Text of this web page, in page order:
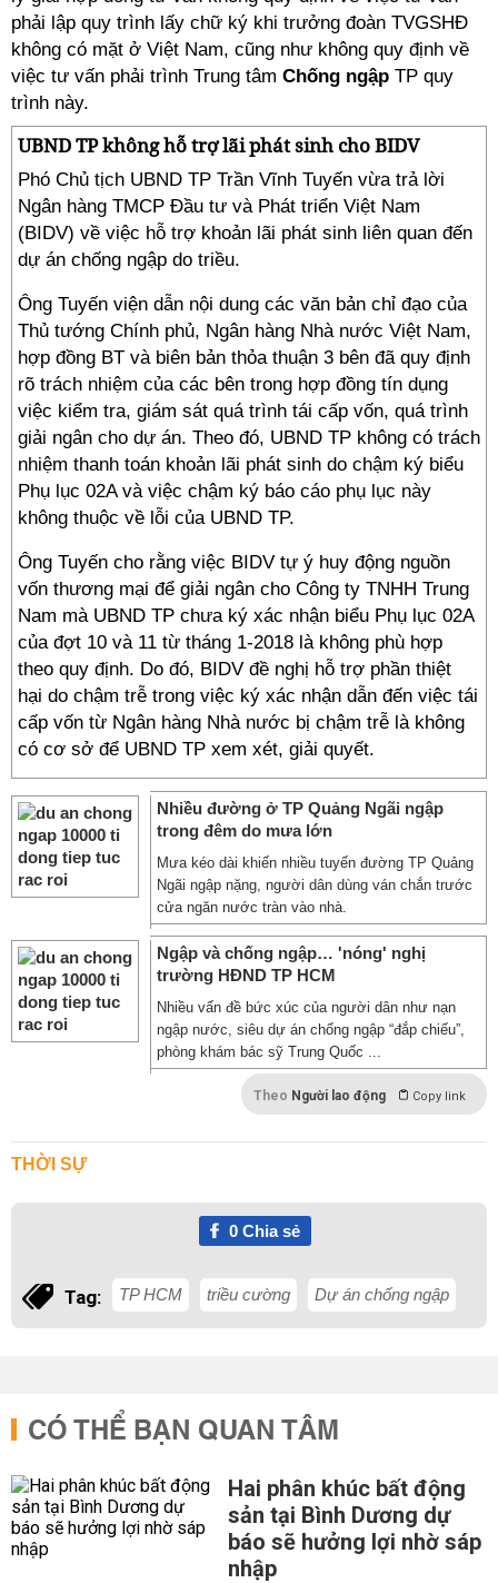
phải lập quy trình lấy chữ ký khi trưởng đoàn TVGSHĐ
không có mặt ở Việt Nam, cũng như không quy định về
việc tư vấn phải trình Trung tâm Chống ngập TP quy
trình này.
UBND TP không hỗ trợ lãi phát sinh cho BIDV
Phó Chủ tịch UBND TP Trần Vĩnh Tuyến vừa trả lời
Ngân hàng TMCP Đầu tư và Phát triển Việt Nam
(BIDV) về việc hỗ trợ khoản lãi phát sinh liên quan đến
dự án chống ngập do triều.
Ông Tuyến viện dẫn nội dung các văn bản chỉ đạo của
Thủ tướng Chính phủ, Ngân hàng Nhà nước Việt Nam,
hợp đồng BT và biên bản thỏa thuận 3 bên đã quy định
rõ trách nhiệm của các bên trong hợp đồng tín dụng
việc kiểm tra, giám sát quá trình tái cấp vốn, quá trình
giải ngân cho dự án. Theo đó, UBND TP không có trách
nhiệm thanh toán khoản lãi phát sinh do chậm ký biểu
Phụ lục 02A và việc chậm ký báo cáo phụ lục này
không thuộc về lỗi của UBND TP.
Ông Tuyến cho rằng việc BIDV tự ý huy động nguồn
vốn thương mại để giải ngân cho Công ty TNHH Trung
Nam mà UBND TP chưa ký xác nhận biểu Phụ lục 02A
của đợt 10 và 11 từ tháng 1-2018 là không phù hợp
theo quy định. Do đó, BIDV đề nghị hỗ trợ phần thiệt
hại do chậm trễ trong việc ký xác nhận dẫn đến việc tái
cấp vốn từ Ngân hàng Nhà nước bị chậm trễ là không
có cơ sở để UBND TP xem xét, giải quyết.
Nhiều đường ở TP Quảng Ngãi ngập
trong đêm do mưa lớn
Mưa kéo dài khiến nhiều tuyến đường TP Quảng
Ngãi ngập nặng, người dân dùng ván chắn trước
cửa ngăn nước tràn vào nhà.
Ngập và chống ngập… 'nóng' nghị
trường HÐND TP HCM
Nhiều vấn đề bức xúc của người dân như nạn
ngập nước, siêu dự án chống ngập “đắp chiếu”,
phòng khám bác sỹ Trung Quốc ...
Theo Người lao động Copy link
THỜI SỰ
0Chia sẻ
Tag: TP HCM triều cường Dự án chống ngập
CÓ THỂ BẠN QUAN TÂM
Hai phân khúc bất động
sản tại Bình Dương dự
báo sẽ hưởng lợi nhờ sáp
nhập